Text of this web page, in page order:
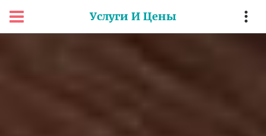
Услуги И Цены